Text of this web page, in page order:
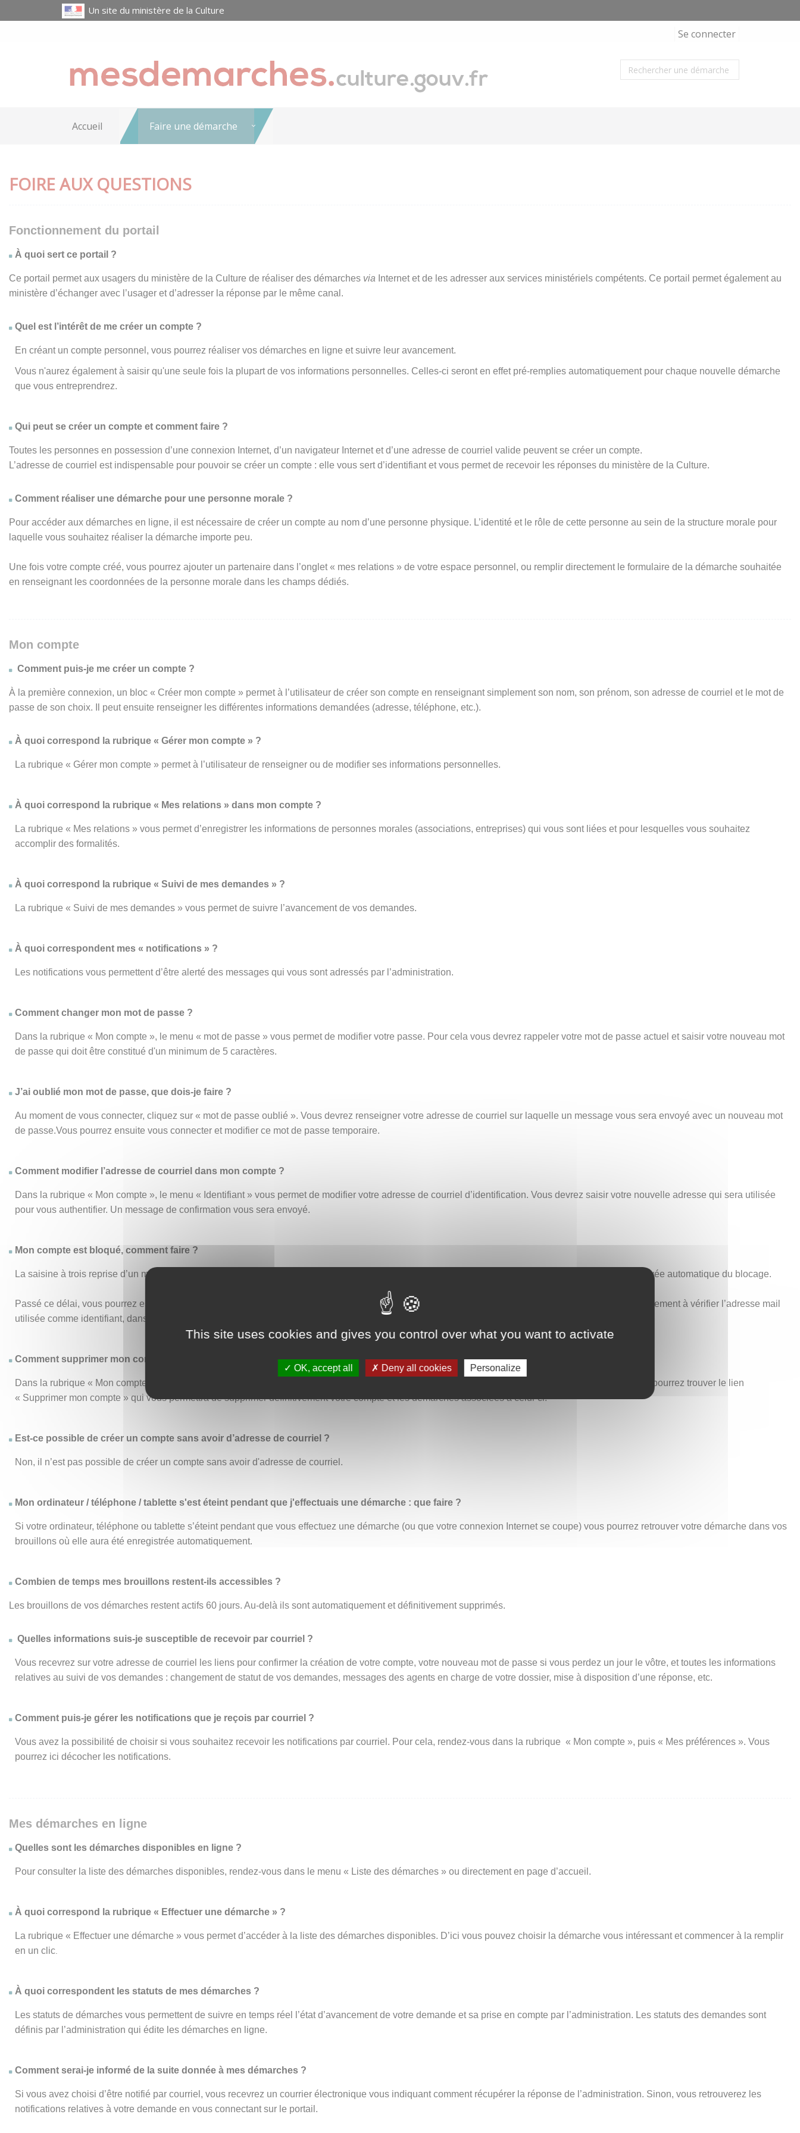
This site uses cookies and gives you control over what you want to activate
OK, accept all Deny all cookies Personalize
Un site du ministère de la Culture
Se connecter
Accueil Faire une démarche
FOIRE AUX QUESTIONS
Fonctionnement du portail
À quoi sert ce portail ?
Ce portail permet aux usagers du ministère de la Culture de réaliser des démarches via Internet et de les adresser aux services ministériels compétents. Ce portail permet également au
ministère d’échanger avec l’usager et d’adresser la réponse par le même canal.
Quel est l’intérêt de me créer un compte ?
En créant un compte personnel, vous pourrez réaliser vos démarches en ligne et suivre leur avancement.
Vous n'aurez également à saisir qu'une seule fois la plupart de vos informations personnelles. Celles-ci seront en effet pré-remplies automatiquement pour chaque nouvelle démarche
que vous entreprendrez.
Qui peut se créer un compte et comment faire ?
Toutes les personnes en possession d’une connexion Internet, d’un navigateur Internet et d’une adresse de courriel valide peuvent se créer un compte.
L’adresse de courriel est indispensable pour pouvoir se créer un compte : elle vous sert d’identifiant et vous permet de recevoir les réponses du ministère de la Culture.
Comment réaliser une démarche pour une personne morale ?
Pour accéder aux démarches en ligne, il est nécessaire de créer un compte au nom d’une personne physique. L’identité et le rôle de cette personne au sein de la structure morale pour
laquelle vous souhaitez réaliser la démarche importe peu.
Une fois votre compte créé, vous pourrez ajouter un partenaire dans l’onglet « mes relations » de votre espace personnel, ou remplir directement le formulaire de la démarche souhaitée
en renseignant les coordonnées de la personne morale dans les champs dédiés.
Mon compte
Comment puis-je me créer un compte ?
À la première connexion, un bloc « Créer mon compte » permet à l’utilisateur de créer son compte en renseignant simplement son nom, son prénom, son adresse de courriel et le mot de
passe de son choix. Il peut ensuite renseigner les différentes informations demandées (adresse, téléphone, etc.).
À quoi correspond la rubrique « Gérer mon compte » ?
La rubrique « Gérer mon compte » permet à l’utilisateur de renseigner ou de modifier ses informations personnelles.
À quoi correspond la rubrique « Mes relations » dans mon compte ?
La rubrique « Mes relations » vous permet d’enregistrer les informations de personnes morales (associations, entreprises) qui vous sont liées et pour lesquelles vous souhaitez
accomplir des formalités.
À quoi correspond la rubrique « Suivi de mes demandes » ?
La rubrique « Suivi de mes demandes » vous permet de suivre l’avancement de vos demandes.
À quoi correspondent mes « notifications » ?
Les notifications vous permettent d’être alerté des messages qui vous sont adressés par l’administration.
Comment changer mon mot de passe ?
Dans la rubrique « Mon compte », le menu « mot de passe » vous permet de modifier votre passe. Pour cela vous devrez rappeler votre mot de passe actuel et saisir votre nouveau mot
de passe qui doit être constitué d'un minimum de 5 caractères.
J’ai oublié mon mot de passe, que dois-je faire ?
Au moment de vous connecter, cliquez sur « mot de passe oublié ». Vous devrez renseigner votre adresse de courriel sur laquelle un message vous sera envoyé avec un nouveau mot
de passe.Vous pourrez ensuite vous connecter et modifier ce mot de passe temporaire.
Comment modifier l’adresse de courriel dans mon compte ?
Dans la rubrique « Mon compte », le menu « Identifiant » vous permet de modifier votre adresse de courriel d’identification. Vous devrez saisir votre nouvelle adresse qui sera utilisée
pour vous authentifier. Un message de confirmation vous sera envoyé.
Mon compte est bloqué, comment faire ?
La saisine à trois reprise d’un mot de passe ou d’un identifiant erroné bloque automatiquement le compte. Un délai de 30 minutes est nécessaire à la levée automatique du blocage.
Passé ce délai, vous pourrez essayer de vous connecter de nouveau ou demander la réinitialisation de votre mot de passe (voir ci-dessus). Pensez également à vérifier l’adresse mail
utilisée comme identifiant, dans vos anciens accusés de réception par exemple, afin de vous assurer que celle-ci ne contient aucune erreur.
Comment supprimer mon compte ?
Dans la rubrique « Mon compte », le menu « Mon compte » vous permet de modifier toutes vos informations personnelles. C’est également ici que vous pourrez trouver le lien
« Supprimer mon compte » qui vous permettra de supprimer définitivement votre compte et les démarches associées à celui-ci.
Est-ce possible de créer un compte sans avoir d’adresse de courriel ?
Non, il n’est pas possible de créer un compte sans avoir d'adresse de courriel.
Mon ordinateur / téléphone / tablette s'est éteint pendant que j'effectuais une démarche : que faire ?
Si votre ordinateur, téléphone ou tablette s’éteint pendant que vous effectuez une démarche (ou que votre connexion Internet se coupe) vous pourrez retrouver votre démarche dans vos
brouillons où elle aura été enregistrée automatiquement.
Combien de temps mes brouillons restent-ils accessibles ?
Les brouillons de vos démarches restent actifs 60 jours. Au-delà ils sont automatiquement et définitivement supprimés.
Quelles informations suis-je susceptible de recevoir par courriel ?
Vous recevrez sur votre adresse de courriel les liens pour confirmer la création de votre compte, votre nouveau mot de passe si vous perdez un jour le vôtre, et toutes les informations
relatives au suivi de vos demandes : changement de statut de vos demandes, messages des agents en charge de votre dossier, mise à disposition d’une réponse, etc.
Comment puis-je gérer les notifications que je reçois par courriel ?
Vous avez la possibilité de choisir si vous souhaitez recevoir les notifications par courriel. Pour cela, rendez-vous dans la rubrique « Mon compte », puis « Mes préférences ». Vous
pourrez ici décocher les notifications.
Mes démarches en ligne
Quelles sont les démarches disponibles en ligne ?
Pour consulter la liste des démarches disponibles, rendez-vous dans le menu « Liste des démarches » ou directement en page d’accueil.
À quoi correspond la rubrique « Effectuer une démarche » ?
La rubrique « Effectuer une démarche » vous permet d’accéder à la liste des démarches disponibles. D’ici vous pouvez choisir la démarche vous intéressant et commencer à la remplir
en un clic
À quoi correspondent les statuts de mes démarches ?
Les statuts de démarches vous permettent de suivre en temps réel l’état d’avancement de votre demande et sa prise en compte par l’administration. Les statuts des demandes sont
définis par l’administration qui édite les démarches en ligne.
Comment serai-je informé de la suite donnée à mes démarches ?
Si vous avez choisi d’être notifié par courriel, vous recevrez un courrier électronique vous indiquant comment récupérer la réponse de l’administration. Sinon, vous retrouverez les
notifications relatives à votre demande en vous connectant sur le portail.